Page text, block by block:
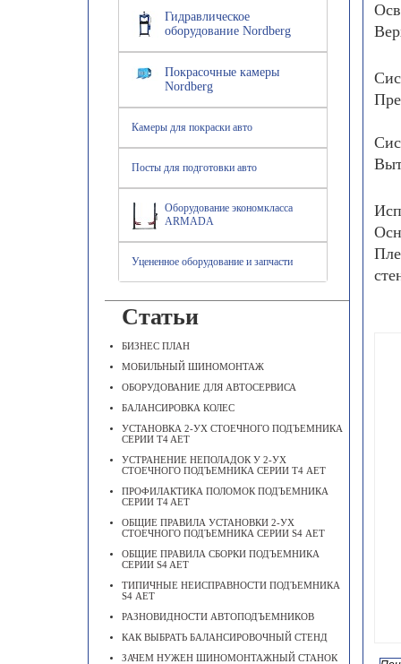
Гидравлическое
оборудование Nordberg
Покрасочные камеры
Nordberg
Камеры для покраски авто
Посты для подготовки авто
Оборудование экономкласса
ARMADA
Уцененное оборудование и запчасти
Статьи
БИЗНЕС ПЛАН
МОБИЛЬНЫЙ ШИНОМОНТАЖ
ОБОРУДОВАНИЕ ДЛЯ АВТОСЕРВИСА
БАЛАНСИРОВКА КОЛЕС
УСТАНОВКА 2-УХ СТОЕЧНОГО ПОДЪЕМНИКА
СЕРИИ T4 AET
УСТРАНЕНИЕ НЕПОЛАДОК У 2-УХ
СТОЕЧНОГО ПОДЪЕМНИКА СЕРИИ Т4 АЕТ
ПРОФИЛАКТИКА ПОЛОМОК ПОДЪЕМНИКА
СЕРИИ T4 AET
ОБЩИЕ ПРАВИЛА УСТАНОВКИ 2-УХ
СТОЕЧНОГО ПОДЪЕМНИКА СЕРИИ S4 АЕТ
ОБЩИЕ ПРАВИЛА СБОРКИ ПОДЪЕМНИКА
СЕРИИ S4 AET
ТИПИЧНЫЕ НЕИСПРАВНОСТИ ПОДЪЕМНИКА
S4 АЕТ
РАЗНОВИДНОСТИ АВТОПОДЪЕМНИКОВ
КАК ВЫБРАТЬ БАЛАНСИРОВОЧНЫЙ СТЕНД
ЗАЧЕМ НУЖЕН ШИНОМОНТАЖНЫЙ СТАНОК